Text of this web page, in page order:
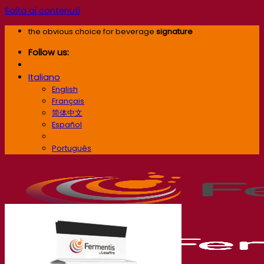
Salta ai contenuti
the obvious choice for beverage signature
Follow us:
Italiano
English
Français
简体中文
Español
Português